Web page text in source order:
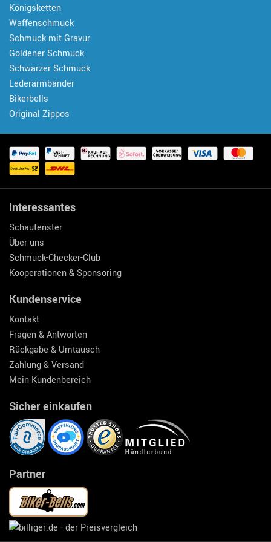
Königsketten
Waffenschmuck
Schmuck mit Gravur
Goldener Schmuck
Schwarzer Schmuck
Lederarmbänder
Bikerbells
Original Zippos
Interessantes
Schaufenster
Über uns
Schmuck-Checker-Club
Kooperationen & Sponsoring
Kundenservice
Kontakt
Fragen & Antworten
Rückgabe & Umtausch
Zahlung & Versand
Mein Kundenbereich
Sicher einkaufen
Partner